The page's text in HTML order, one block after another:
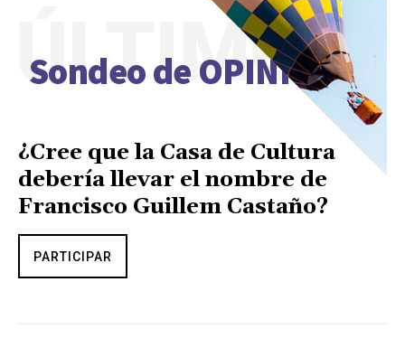
Sondeo de OPINIÓN
ÚLTIMO
¿Cree que la Casa de Cultura
debería llevar el nombre de
Francisco Guillem Castaño?
PARTICIPAR